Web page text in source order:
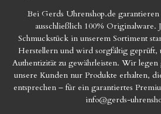
Bei Gerds Uhrenshop.de
ausschließlich 100% Originalware.
Schmuckstück in unserem Sortiment
Herstellern und wird sorgfältig geprüft,
Authentizität zu gewährleisten. Wir legen
unsere Kunden nur Produkte erhalten,
entsprechen – für ein garantiertes
info@gerds-